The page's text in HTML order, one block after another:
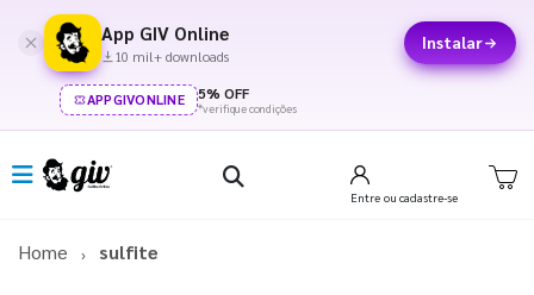
App GIV Online
10 mil+ downloads
Instalar
APPGIVONLINE 5% OFF
*verifique condições
Entre ou cadastre-se
Home sulfite